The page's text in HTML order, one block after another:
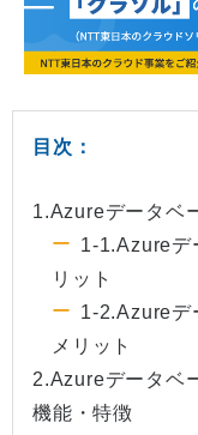
目次：
1.Azureデータベ
1-1.Azureデ
リット
1-2.Azureデ
メリット
2.Azureデータベ
機能・特徴